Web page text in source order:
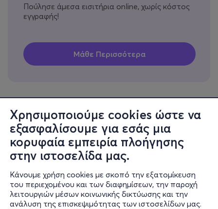
Χρησιμοποιούμε cookies ώστε να
εξασφαλίσουμε για εσάς μια
κορυφαία εμπειρία πλοήγησης
στην ιστοσελίδα μας.
Κάνουμε χρήση cookies με σκοπό την εξατομίκευση
του περιεχομένου και των διαφημίσεων, την παροχή
λειτουργιών μέσων κοινωνικής δικτύωσης και την
ανάλυση της επισκεψιμότητας των ιστοσελίδων μας.
Πούλησε άμεσα εισιτήρια online, χωρίς κόστος
εγγραφής!
Πληροφορίες
Υποστήριξη
Stay Connected